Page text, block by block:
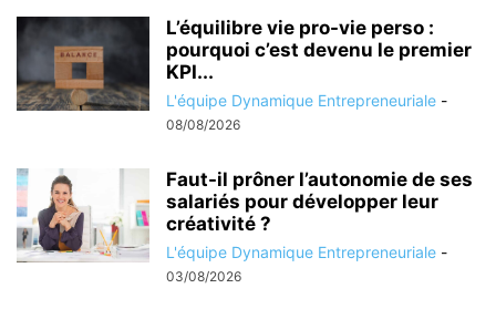
L’équilibre vie pro-vie perso :
pourquoi c’est devenu le premier
KPI...
L'équipe Dynamique Entrepreneuriale -
08/08/2026
Faut-il prôner l’autonomie de ses
salariés pour développer leur
créativité ?
L'équipe Dynamique Entrepreneuriale -
03/08/2026